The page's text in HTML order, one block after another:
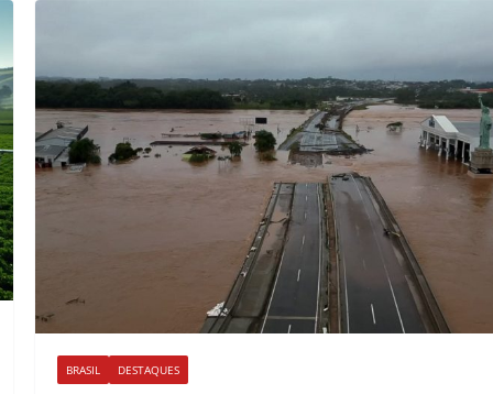
BRASIL DESTAQUES